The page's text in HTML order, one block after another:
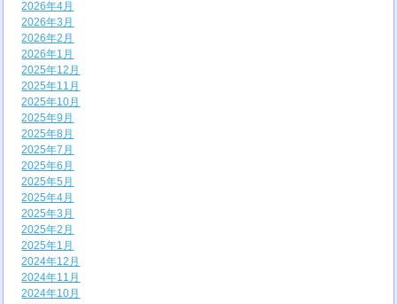
2026年4月
2026年3月
2026年2月
2026年1月
2025年12月
2025年11月
2025年10月
2025年9月
2025年8月
2025年7月
2025年6月
2025年5月
2025年4月
2025年3月
2025年2月
2025年1月
2024年12月
2024年11月
2024年10月